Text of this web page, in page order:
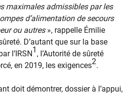
maximales admissibles par les
d’alimentation de secours
ou autres», rappelle Émilie
D’autant que sur la base
l’IRSN1 , l’Autorité de sûreté
en 2019, les exigences2.
doit démontrer, dossier à l’appui,